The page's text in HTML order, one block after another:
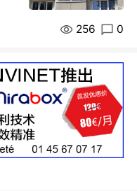
256 0